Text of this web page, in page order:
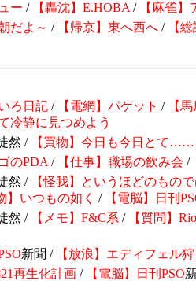
ー / 【轟沈】E.HOBA /
【麻雀】
だよ～ / 【帰京】東へ西へ /
【
ろ日記 / 【電網】パケット /
【
冷静に見つめよう
然 / 【買物】今日も今日とて……
のPDA / 【仕事】職場の飲み会 /
然 /
【怪我】というほどのもの
】いつもの如く / 【電脳】日刊
然 / 【メモ】F&C系 /
【質問】
新聞 /
【放浪】エディフェル
再生化計画 / 【電脳】日刊 PSO